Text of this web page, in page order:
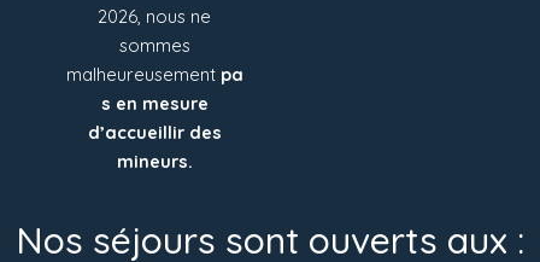
2026, nous ne
sommes
malheureusement pa
s en mesure
d’accueillir des
mineurs.
Nos séjours sont ouverts aux :